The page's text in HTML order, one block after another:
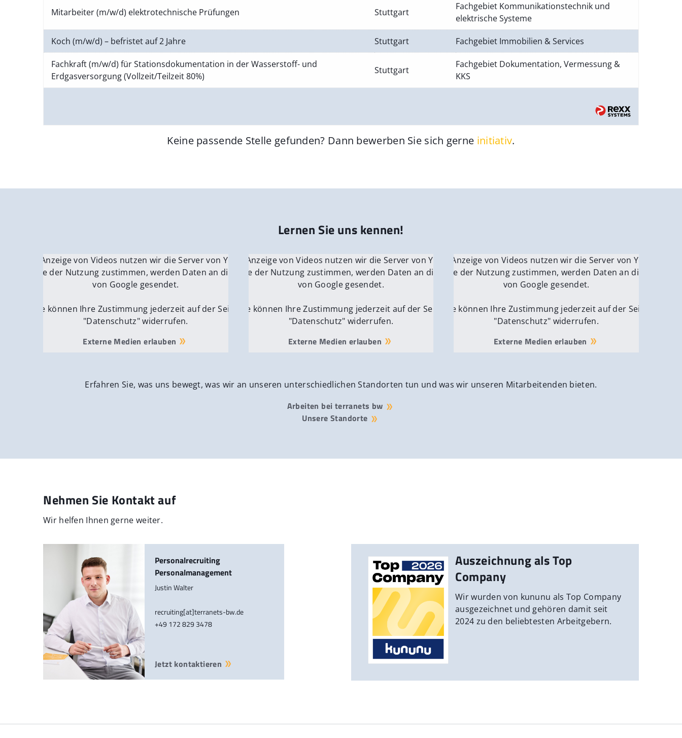
Mitarbeiter (m/w/d) elektrotechnische Prüfungen Stuttgart
Fachgebiet Kommunikationstechnik und
elektrische Systeme
Koch (m/w/d) – befristet auf 2 Jahre Stuttgart Fachgebiet Immobilien & Services
Fachkraft (m/w/d) für Stationsdokumentation in der Wasserstoff- und
Erdgasversorgung (Vollzeit/Teilzeit 80%)
Stuttgart
Fachgebiet Dokumentation, Vermessung &
KKS
Keine passende Stelle gefunden? Dann bewerben Sie sich gerne initiativ.
Lernen Sie uns kennen!
Für die Anzeige von Videos nutzen wir die Server von YouTube.
Wenn Sie der Nutzung zustimmen, werden Daten an die Server
von Google gesendet.
Sie können Ihre Zustimmung jederzeit auf der Seite
"Datenschutz" widerrufen.
Externe Medien erlauben
Für die Anzeige von Videos nutzen wir die Server von YouTube.
Wenn Sie der Nutzung zustimmen, werden Daten an die Server
von Google gesendet.
Sie können Ihre Zustimmung jederzeit auf der Seite
"Datenschutz" widerrufen.
Externe Medien erlauben
Für die Anzeige von Videos nutzen wir die Server von YouTube.
Wenn Sie der Nutzung zustimmen, werden Daten an die Server
von Google gesendet.
Sie können Ihre Zustimmung jederzeit auf der Seite
"Datenschutz" widerrufen.
Externe Medien erlauben
Erfahren Sie, was uns bewegt, was wir an unseren unterschiedlichen Standorten tun und was wir unseren Mitarbeitenden bieten.
Arbeiten bei terranets bw
Unsere Standorte
Nehmen Sie Kontakt auf
Wir helfen Ihnen gerne weiter.
Personalrecruiting
Personalmanagement
Justin Walter
recruiting[at]terranets-bw.de
+49 172 829 3478
Jetzt kontaktieren
Auszeichnung als Top
Company
Wir wurden von kununu als Top Company
ausgezeichnet und gehören damit seit
2024 zu den beliebtesten Arbeitgebern.